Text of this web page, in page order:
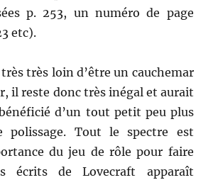
p. 253, un numéro de page
etc).
très loin d’être un cauchemar
il reste donc très inégal et aurait
d’un tout petit peu plus
polissage. Tout le spectre est
du jeu de rôle pour faire
écrits de Lovecraft apparaît